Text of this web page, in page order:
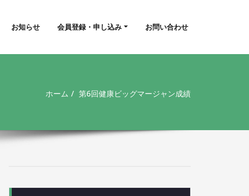
お知らせ 会員登録・申し込み お問い合わせ
ホーム 第6回健康ビッグマージャン成績